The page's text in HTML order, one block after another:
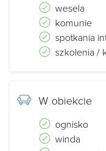
wesela
komunie
spotkania
szkolenia /
W obiekcie
ognisko
winda